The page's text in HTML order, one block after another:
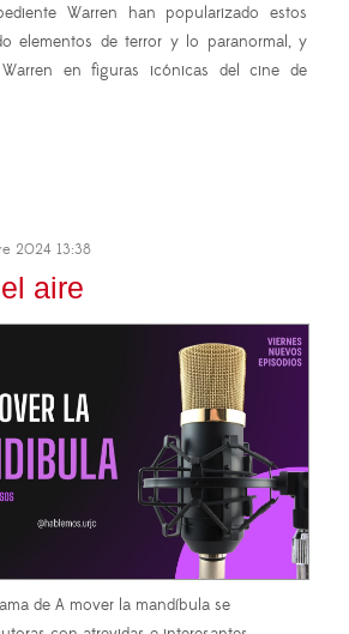
Warren han popularizado estos
elementos de terror y lo paranormal, y
en figuras icónicas del cine de
2024 13:38
aire
de A mover la mandíbula se